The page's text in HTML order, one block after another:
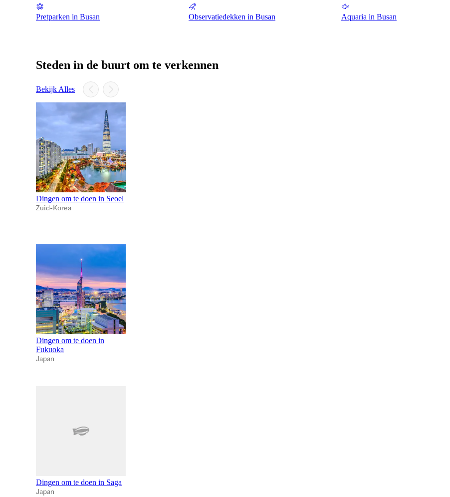
Pretparken in Busan Observatiedekken in Busan Aquaria in Busan
Steden in de buurt om te verkennen
Bekijk Alles
Dingen om te doen in Seoel
Zuid-Korea
Dingen om te doen in
Fukuoka
Japan
Dingen om te doen in Saga
Japan